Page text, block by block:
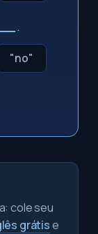
.
"no"
cole seu
grátise